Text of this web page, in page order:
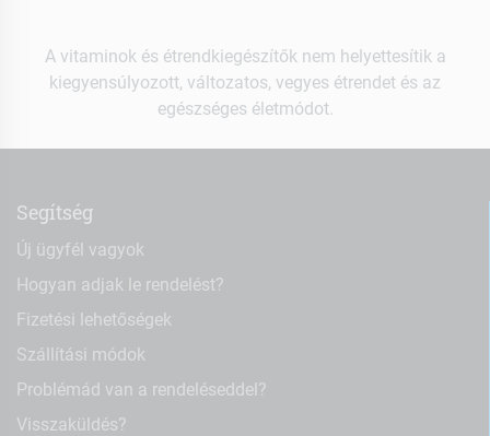
A vitaminok és étrendkiegészítők nem helyettesítik a
kiegyensúlyozott, változatos, vegyes étrendet és az
egészséges életmódot.
Segítség
Új ügyfél vagyok
Hogyan adjak le rendelést?
Fizetési lehetőségek
Szállítási módok
Problémád van a rendeléseddel?
Visszaküldés?